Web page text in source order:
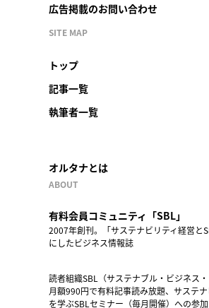
広告掲載のお問い合わせ
SITE MAP
トップ
記事一覧
執筆者一覧
オルタナとは
ABOUT
有料会員コミュニティ「SBL」
2007年創刊。「サステナビリティ経営と
にしたビジネス情報誌
読者組織SBL（サステナブル・ビジネス・
月額990円で有料記事読み放題、サステ
を学ぶSBLセミナー（毎月開催）への参